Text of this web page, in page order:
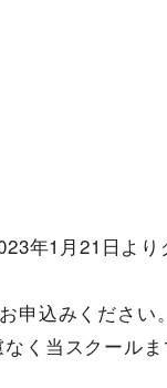
年1月21日よ
申込みください。
く当スクールま